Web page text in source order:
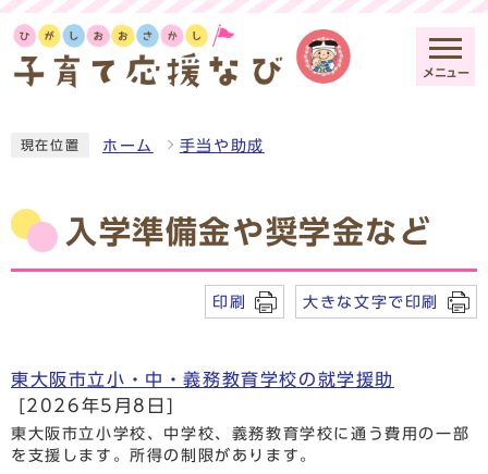
メニュー
現在位置 ホーム 手当や助成
入学準備金や奨学金など
印刷 大きな文字で印刷
東大阪市立小・中・義務教育学校の就学援助
[2026年5月8日]
東大阪市立小学校、中学校、義務教育学校に通う費用の一部
を支援します。所得の制限があります。